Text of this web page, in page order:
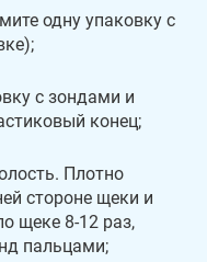
одну упаковку с
с зондами и
конец;
Плотно
стороне щеки и
щеке 8-12 раз,
пальцами;